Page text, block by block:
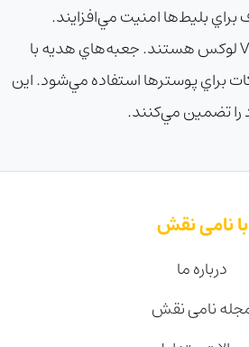
بليط‌ها امنيت مي‌افزايند.
ليبل‌هاي متالايز براي VIP لوکس هستند. جعبه‌هاي هديه با
براي پوسترها استفاده مي‌شود. اين
را تضمين مي‌کنند.
با نامی نقش
درباره ما
نامی نقش